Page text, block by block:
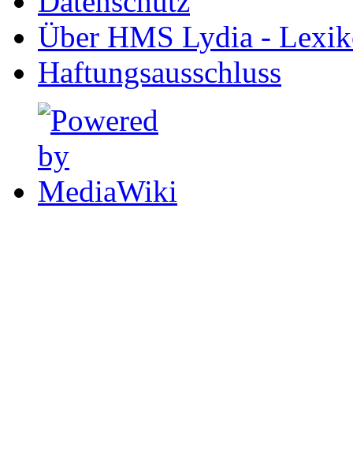
Über HMS Lydia -
Haftungsausschluss